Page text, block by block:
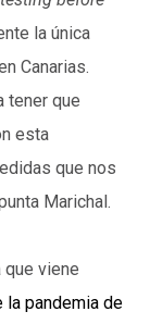
la única
Canarias.
tener que
esta
que nos
Marichal.
que viene
pandemia de